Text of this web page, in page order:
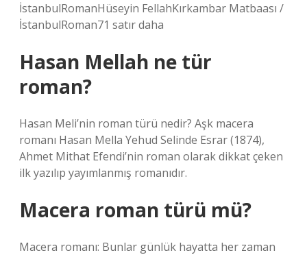
İstanbulRomanHüseyin FellahKırkambar Matbaası /
İstanbulRoman71 satır daha
Hasan Mellah ne tür
roman?
Hasan Meli’nin roman türü nedir? Aşk macera
romanı Hasan Mella Yehud Selinde Esrar (1874),
Ahmet Mithat Efendi’nin roman olarak dikkat çeken
ilk yazılıp yayımlanmış romanıdır.
Macera roman türü mü?
Macera romanı: Bunlar günlük hayatta her zaman